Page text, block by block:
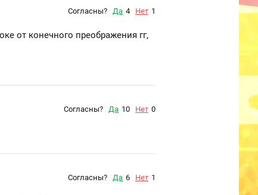
Согласны? Да 4 Нет 1
от конечного преображения гг,
Согласны? Да 10 Нет 0
Согласны? Да 6 Нет 1